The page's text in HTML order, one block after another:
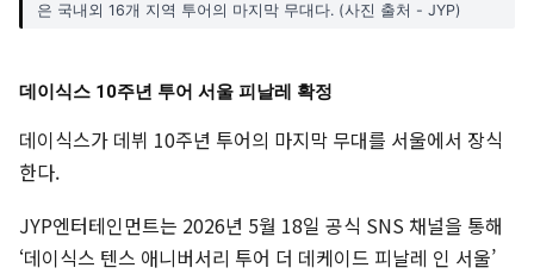
은 국내외 16개 지역 투어의 마지막 무대다. (사진 출처 - JYP)
데이식스 10주년 투어 서울 피날레 확정
데이식스가 데뷔 10주년 투어의 마지막 무대를 서울에서 장식
한다.
JYP엔터테인먼트는 2026년 5월 18일 공식 SNS 채널을 통해
‘데이식스 텐스 애니버서리 투어 더 데케이드 피날레 인 서울’